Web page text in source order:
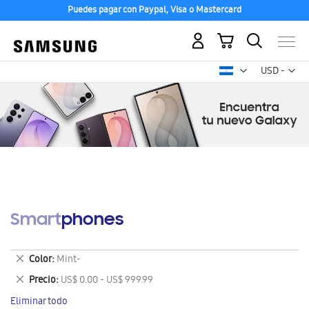
Puedes pagar con Paypal, Visa o Mastercard
USD -
dólar
Mi carrito
Smartphones
Color Mint-
Eliminar
este
artículo
Precio US$ 0.00 - US$ 999.99
Eliminar
este
Eliminar todo